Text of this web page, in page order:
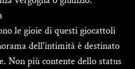
le gioie di questi giocattoli
dell'intimità è destinato
Non più contente dello status